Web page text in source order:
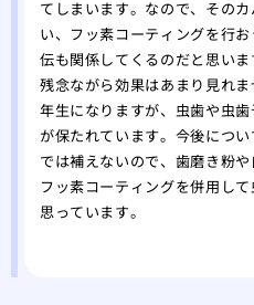
てしまいます。なので、その
い、フッ素コーティングを行
伝も関係してくるのだと思い
残念ながら効果はあまり見れ
年生になりますが、虫歯や虫
が保たれています。今後につ
では補えないので、歯磨き粉
フッ素コーティングを併用し
思っています。